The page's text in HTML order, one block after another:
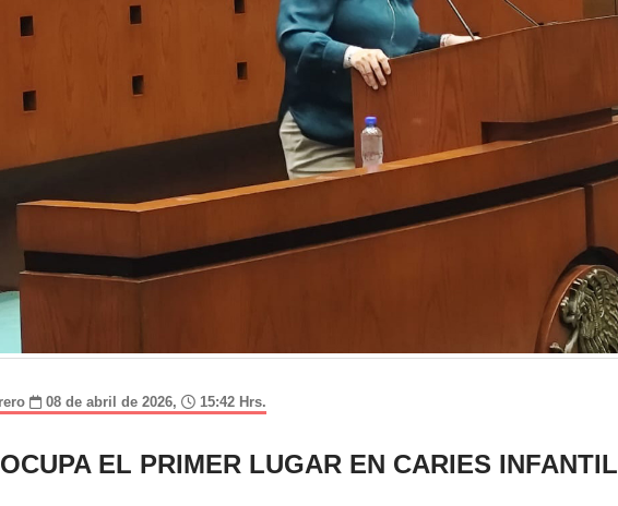
08 de abril de 2026, 15:42 Hrs.
EL PRIMER LUGAR EN CARIES INFANTIL